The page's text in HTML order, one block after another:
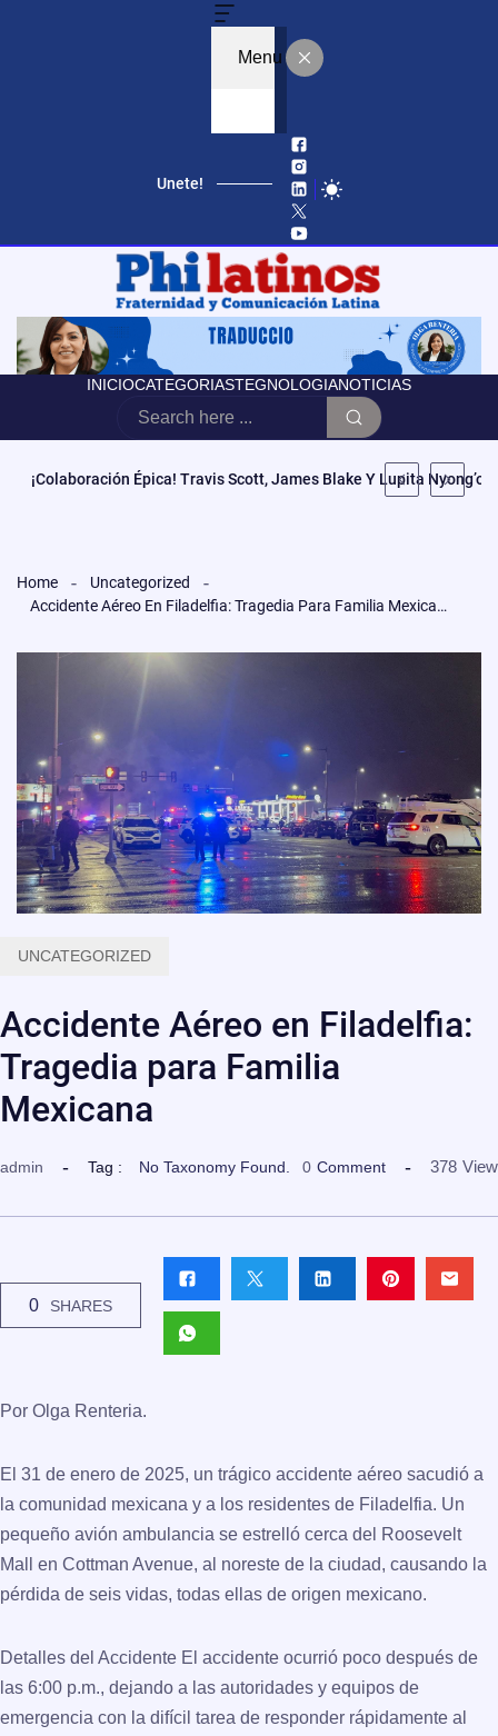
Menu
Unete!
INICIOCATEGORIASTEGNOLOGIANOTICIAS
Educación, Autonomía Y Poder Cívico: El Modelo De CCATE Que
Home
Uncategorized
Accidente Aéreo En Filadelfia: Tragedia Para Familia Mexicana
UNCATEGORIZED
Accidente Aéreo en Filadelfia:
Tragedia para Familia
Mexicana
admin Tag : No Taxonomy Found. 0 Comment 378 View
0 SHARES
Por Olga Renteria.
El 31 de enero de 2025, un trágico accidente aéreo sacudió a
la comunidad mexicana y a los residentes de Filadelfia. Un
pequeño avión ambulancia se estrelló cerca del Roosevelt
Mall en Cottman Avenue, al noreste de la ciudad, causando la
pérdida de seis vidas, todas ellas de origen mexicano.
Detalles del Accidente El accidente ocurrió poco después de
las 6:00 p.m., dejando a las autoridades y equipos de
emergencia con la difícil tarea de responder rápidamente al